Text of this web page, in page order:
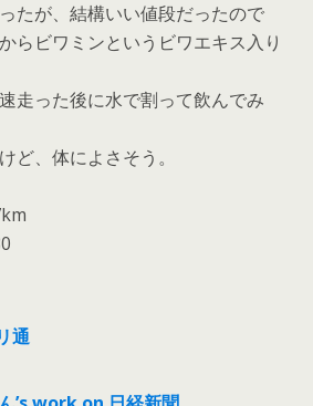
たが、結構いい値段だったので
らビワミンというビワエキス入り
走った後に水で割って飲んでみ
ど、体によさそう。
通